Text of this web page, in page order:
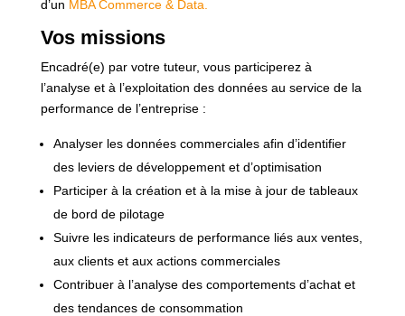
d’un MBA Commerce & Data.
Vos missions
Encadré(e) par votre tuteur, vous participerez à
l’analyse et à l’exploitation des données au service de la
performance de l’entreprise :
Analyser les données commerciales afin d’identifier
des leviers de développement et d’optimisation
Participer à la création et à la mise à jour de tableaux
de bord de pilotage
Suivre les indicateurs de performance liés aux ventes,
aux clients et aux actions commerciales
Contribuer à l’analyse des comportements d’achat et
des tendances de consommation